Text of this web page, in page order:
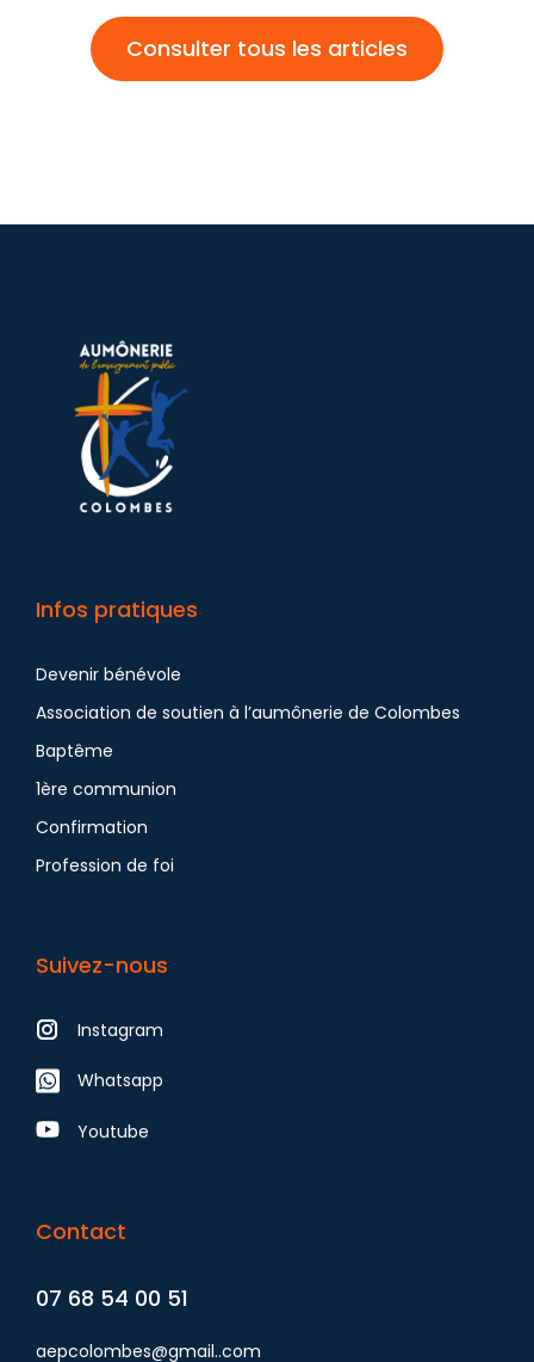
Consulter tous les articles
Infos pratiques
Devenir bénévole
Association de soutien à l’aumônerie de Colombes
Baptême
1ère communion
Confirmation
Profession de foi
Suivez-nous
Instagram
Whatsapp
Youtube
Contact
07 68 54 00 51
aepcolombes@gmail..com